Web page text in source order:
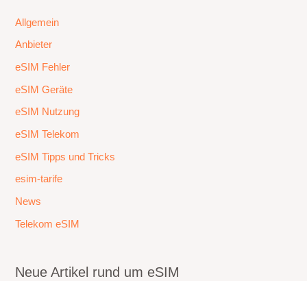
Allgemein
Anbieter
eSIM Fehler
eSIM Geräte
eSIM Nutzung
eSIM Telekom
eSIM Tipps und Tricks
esim-tarife
News
Telekom eSIM
Neue Artikel rund um eSIM